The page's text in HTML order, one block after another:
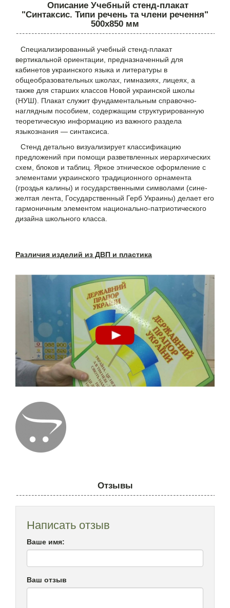
Описание Учебный стенд-плакат
"Синтаксис. Типи речень та члени речення"
500х850 мм
Специализированный учебный стенд-плакат
вертикальной ориентации, предназначенный для
кабинетов украинского языка и литературы в
общеобразовательных школах, гимназиях, лицеях, а
также для старших классов Новой украинской школы
(НУШ). Плакат служит фундаментальным справочно-
наглядным пособием, содержащим структурированную
теоретическую информацию из важного раздела
языкознания — синтаксиса.
Стенд детально визуализирует классификацию
предложений при помощи разветвленных иерархических
схем, блоков и таблиц. Яркое этническое оформление с
элементами украинского традиционного орнамента
(гроздья калины) и государственными символами (сине-
желтая лента, Государственный Герб Украины) делает его
гармоничным элементом национально-патриотического
дизайна школьного класса.
Различия изделий из ДВП и пластика
Отзывы
Написать отзыв
Ваше имя:
Ваш отзыв